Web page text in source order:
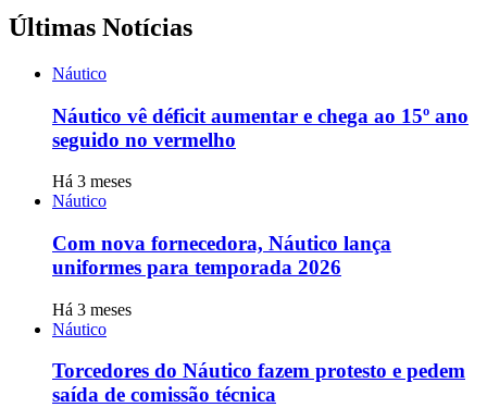
Últimas Notícias
Náutico
Náutico vê déficit aumentar e chega ao 15º ano
seguido no vermelho
Há 3 meses
Náutico
Com nova fornecedora, Náutico lança
uniformes para temporada 2026
Há 3 meses
Náutico
Torcedores do Náutico fazem protesto e pedem
saída de comissão técnica